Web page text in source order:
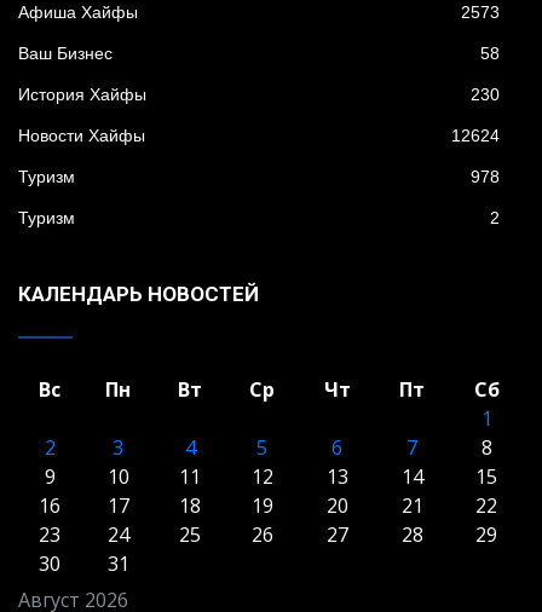
Афиша Хайфы 2573
Ваш Бизнес 58
История Хайфы 230
Новости Хайфы 12624
Туризм 978
Туризм 2
КАЛЕНДАРЬ НОВОСТЕЙ
Август 2026
Вс Пн Вт Ср Чт Пт
Сб
1
2
3 4 5 6 7
8
9
10 11 12 13 14
15
16
17 18 19 20 21
22
23
24 25 26 27 28
29
30
31